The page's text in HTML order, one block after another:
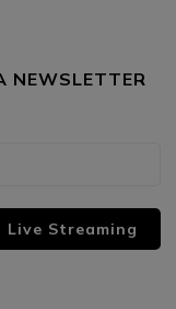
NEWSLETTER